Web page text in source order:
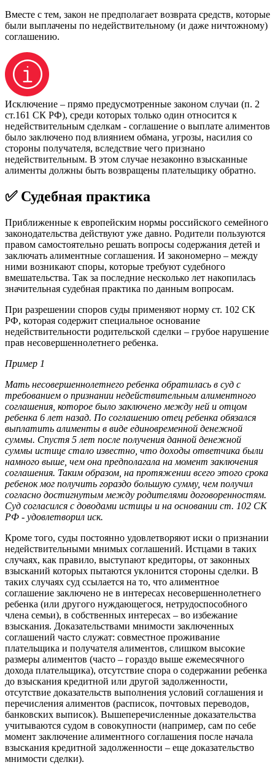
Вместе с тем, закон не предполагает возврата средств, которые
были выплачены по недействительному (и даже ничтожному)
соглашению.
Исключение – прямо предусмотренные законом случаи (п. 2
ст.161 СК РФ), среди которых только один относится к
недействительным сделкам - соглашение о выплате алиментов
было заключено под влиянием обмана, угрозы, насилия со
стороны получателя, вследствие чего признано
недействительным. В этом случае незаконно взысканные
алименты должны быть возвращены плательщику обратно.
✅ Судебная практика
Приближенные к европейским нормы российского семейного
законодательства действуют уже давно. Родители пользуются
правом самостоятельно решать вопросы содержания детей и
заключать алиментные соглашения. И закономерно – между
ними возникают споры, которые требуют судебного
вмешательства. Так за последние несколько лет накопилась
значительная судебная практика по данным вопросам.
При разрешении споров суды применяют норму ст. 102 СК
РФ, которая содержит специальное основание
недействительности родительской сделки – грубое нарушение
прав несовершеннолетнего ребенка.
Пример 1
Мать несовершеннолетнего ребенка обратилась в суд с
требованием о признании недействительным алиментного
соглашения, которое было заключено между ней и отцом
ребенка 6 лет назад. По соглашению отец ребенка обязался
выплатить алименты в виде единовременной денежной
суммы. Спустя 5 лет после получения данной денежной
суммы истице стало известно, что доходы ответчика были
намного выше, чем она предполагала на момент заключения
соглашения. Таким образом, на протяжении всего этого срока
ребенок мог получить гораздо большую сумму, чем получил
согласно достигнутым между родителями договоренностям.
Суд согласился с доводами истицы и на основании ст. 102 СК
РФ - удовлетворил иск.
Кроме того, суды постоянно удовлетворяют иски о признании
недействительными мнимых соглашений. Истцами в таких
случаях, как правило, выступают кредиторы, от законных
взысканий которых пытаются уклонится стороны сделки. В
таких случаях суд ссылается на то, что алиментное
соглашение заключено не в интересах несовершеннолетнего
ребенка (или другого нуждающегося, нетрудоспособного
члена семьи), в собственных интересах – во избежание
взыскания. Доказательствами мнимости заключенных
соглашений часто служат: совместное проживание
плательщика и получателя алиментов, слишком высокие
размеры алиментов (часто – гораздо выше ежемесячного
дохода плательщика), отсутствие спора о содержании ребенка
до взыскания кредитной или другой задолженности,
отсутствие доказательств выполнения условий соглашения и
перечисления алиментов (расписок, почтовых переводов,
банковских выписок). Вышеперечисленные доказательства
учитываются судом в совокупности (например, сам по себе
момент заключение алиментного соглашения после начала
взыскания кредитной задолженности – еще доказательство
мнимости сделки).